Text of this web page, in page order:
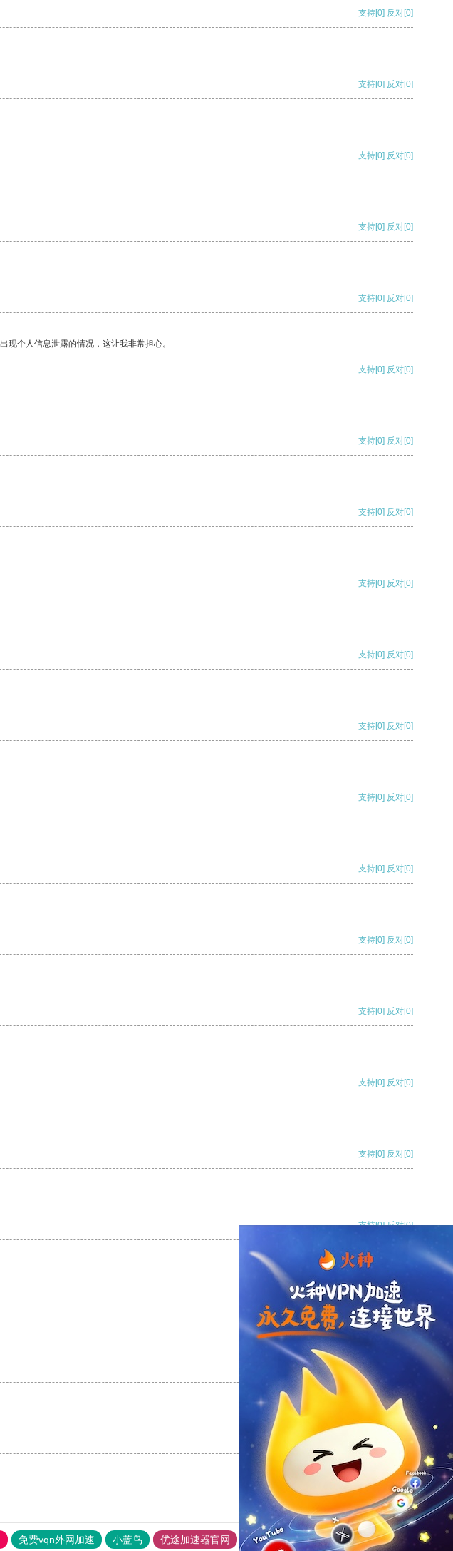
支持[0] 反对[0]
支持[0] 反对[0]
支持[0] 反对[0]
支持[0] 反对[0]
支持[0] 反对[0]
个人信息泄露的情况，这让我非常担心。
支持[0] 反对[0]
支持[0] 反对[0]
支持[0] 反对[0]
支持[0] 反对[0]
支持[0] 反对[0]
支持[0] 反对[0]
支持[0] 反对[0]
支持[0] 反对[0]
支持[0] 反对[0]
支持[0] 反对[0]
支持[0] 反对[0]
支持[0] 反对[0]
支持[0] 反对[0]
支持[0] 反对
支持
支持 反对 [0]
免费vqn外网加速 小蓝鸟 优途加速器官网 风驰加速器 旋风加速器 八戒看书